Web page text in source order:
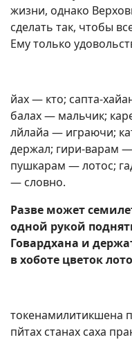
жизни, однако
сделать так, чтобы
Ему только
йах — кто; сапта-
балах — мальчик;
лйлайа — играючи;
держал; гири-варам
пушкарам — лотос;
— словно.
Разве может
одной рукой
Говардхана и
в хоботе цветок
токенамилитикшена
пйтах станах саха